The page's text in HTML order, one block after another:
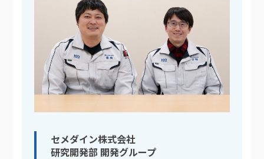
セメダイン株式会社
研究開発部 開発グループ